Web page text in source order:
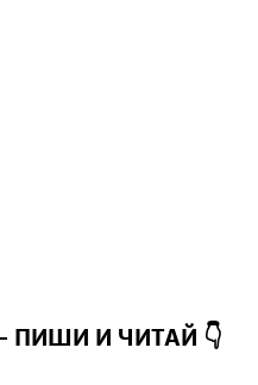
ПИШИ И ЧИТАЙ 👇